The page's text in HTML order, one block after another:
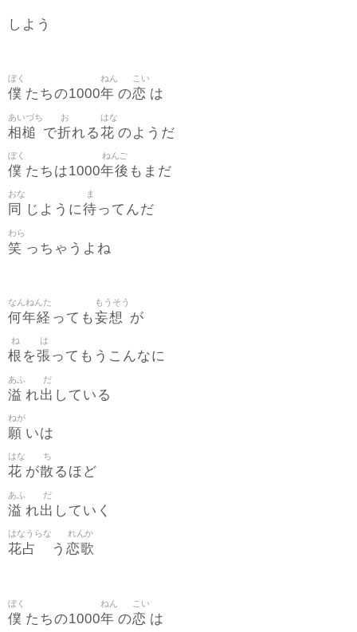
しよう
僕
ぼく
たちの1000年
ねん
の恋
こい
は
相槌
あいづち
で折
お
れる花
はな
のようだ
僕
ぼく
たちは1000年後
ねんご
もまだ
同
おな
じように待
ま
ってんだ
笑
わら
っちゃうよね
何年経
なんねんた
っても妄想
もうそう
が
根
ね
を張
は
ってもうこんなに
溢
あふ
れ出
だ
している
願
ねが
いは
花
はな
が散
ち
るほど
溢
あふ
れ出
だ
していく
花占
はなうらな
う 恋歌
れんか
僕
ぼく
たちの1000年
ねん
の恋
こい
は